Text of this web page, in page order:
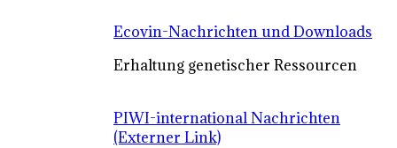
Ecovin-Nachrichten und Downloads
Erhaltung genetischer Ressourcen
PIWI-international Nachrichten
(Externer Link)